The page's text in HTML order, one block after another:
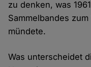
zu denken, was
Sammelbandes
mündete.
Was unterscheidet